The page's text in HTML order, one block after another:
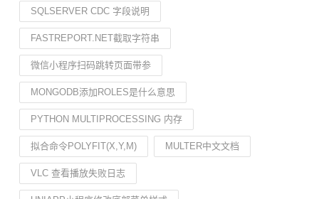
SQLSERVER CDC 字段说明
FASTREPORT.NET截取字符串
微信小程序扫码跳转页面带参
MONGODB添加ROLES是什么意思
PYTHON MULTIPROCESSING 内存
拟合命令POLYFIT(X,Y,M) MULTER中文文档
VLC 查看播放失败日志